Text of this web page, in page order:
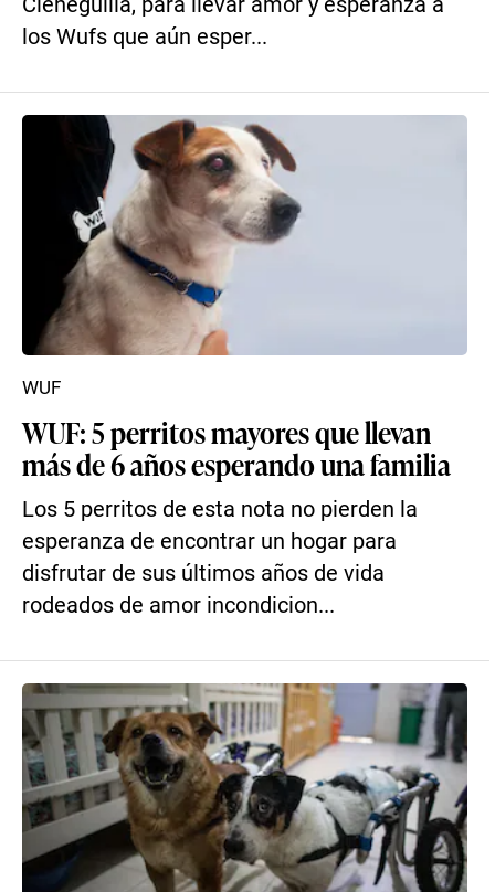
los Wufs que aún esper...
WUF: 5 perritos mayores que llevan
más de 6 años esperando una familia
Los 5 perritos de esta nota no pierden la
esperanza de encontrar un hogar para
disfrutar de sus últimos años de vida
rodeados de amor incondicion...
WUF